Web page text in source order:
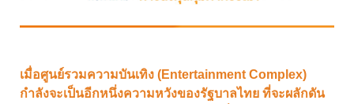
เมื่อศูนย์รวมความบันเทิง (Entertainment Complex)
กำลังจะเป็นอีกหนึ่งความหวังของรัฐบาลไทย ที่จะผลักดัน